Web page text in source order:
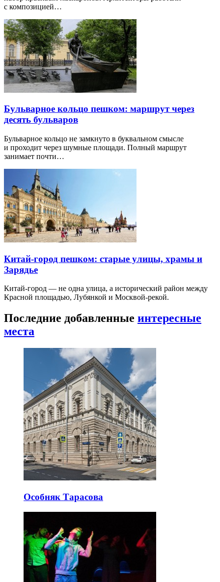
с композицией…
Бульварное кольцо пешком: маршрут через
десять бульваров
Бульварное кольцо не замкнуто в буквальном смысле
и проходит через шумные площади. Полный маршрут
занимает почти…
Китай-город пешком: старые улицы, храмы и
Зарядье
Китай-город — не одна улица, а исторический район между
Красной площадью, Лубянкой и Москвой-рекой.
Последние добавленные интересные
места
Особняк Тарасова